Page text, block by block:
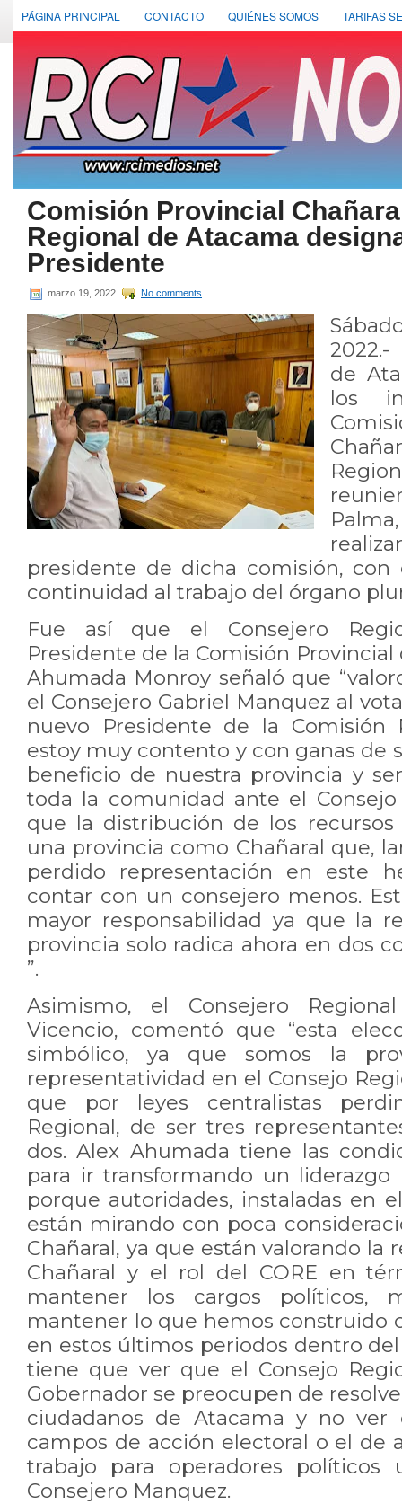
PÁGINA PRINCIPAL CONTACTO QUIÉNES SOMOS TARIFAS
Comisión Provincial
Regional de Atacama
Presidente
marzo 19, 2022 No comments
de
los
presidente de dicha comisión,
continuidad al trabajo del órgano
Fue así que el Consejero
Presidente de la Comisión Provincial
Ahumada Monroy señaló que
el Consejero Gabriel Manquez al
nuevo Presidente de la Comisión
estoy muy contento y con ganas de
beneficio de nuestra provincia y
toda la comunidad ante el
que la distribución de los
una provincia como Chañaral que,
perdido representación en este
contar con un consejero menos.
mayor responsabilidad ya que la
provincia solo radica ahora en dos
”.
Asimismo, el Consejero
Vicencio, comentó que “esta
simbólico, ya que somos la
representatividad en el Consejo
que por leyes centralistas
Regional, de ser tres
dos. Alex Ahumada tiene las
para ir transformando un
porque autoridades, instaladas en
están mirando con poca
Chañaral, ya que están valorando la
Chañaral y el rol del CORE en
mantener los cargos políticos,
mantener lo que hemos construido
en estos últimos periodos dentro del
tiene que ver que el Consejo
Gobernador se preocupen de
ciudadanos de Atacama y no ver
campos de acción electoral o el de
trabajo para operadores políticos
Consejero Manquez.